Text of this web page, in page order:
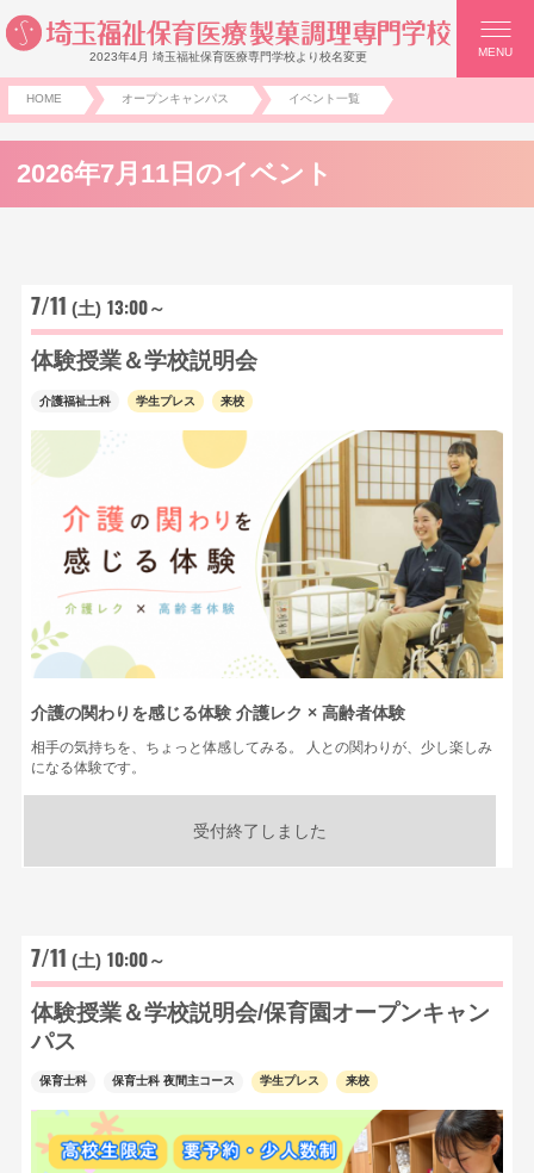
2023年4月 埼玉福祉保育医療専門学校より校名変更 MENU
HOME オープンキャンパス イベント一覧
2026年7月11日のイベント
7/11 (土) 13:00～
体験授業＆学校説明会
介護福祉士科 学生プレス 来校
介護の関わりを感じる体験 介護レク × 高齢者体験
相手の気持ちを、ちょっと体感してみる。 人との関わりが、少し楽しみ
になる体験です。
受付終了しました
7/11 (土) 10:00～
体験授業＆学校説明会/保育園オープンキャン
パス
保育士科 保育士科 夜間主コース 学生プレス 来校